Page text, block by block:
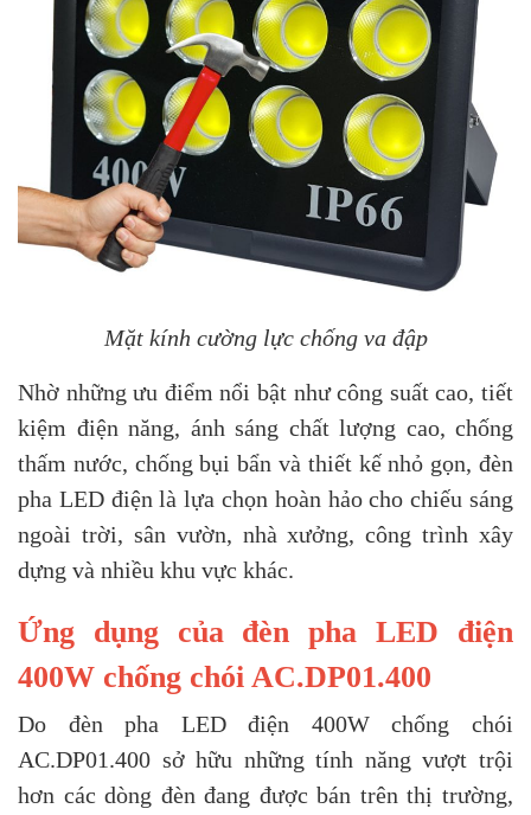
Mặt kính cường lực chống va đập
Nhờ những ưu điểm nổi bật như công suất cao, tiết
kiệm điện năng, ánh sáng chất lượng cao, chống
thấm nước, chống bụi bẩn và thiết kế nhỏ gọn, đèn
pha LED điện là lựa chọn hoàn hảo cho chiếu sáng
ngoài trời, sân vườn, nhà xưởng, công trình xây
dựng và nhiều khu vực khác.
Ứng dụng của đèn pha LED điện
400W chống chói AC.DP01.400
Do đèn pha LED điện 400W chống chói
AC.DP01.400 sở hữu những tính năng vượt trội
hơn các dòng đèn đang được bán trên thị trường,